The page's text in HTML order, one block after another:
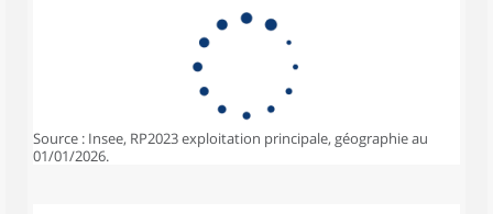
Source : Insee, RP2023 exploitation principale, géographie au
01/01/2026.